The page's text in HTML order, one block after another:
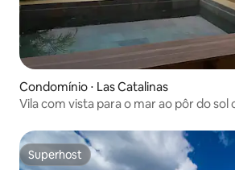
Condomínio ⋅ Las Catalinas
Vila com vista para o mar ao pôr do sol
Superhost
Superhost